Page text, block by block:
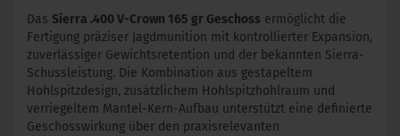
Das Sierra .400 V-Crown 165 gr Geschoss ermöglicht die
Fertigung präziser Jagdmunition mit kontrollierter Expansion,
zuverlässiger Gewichtsretention und der bekannten Sierra-
Schussleistung. Die Kombination aus gestapeltem
Hohlspitzdesign, zusätzlichem Hohlspitzhohlraum und
verriegeltem Mantel-Kern-Aufbau unterstützt eine definierte
Geschosswirkung über den praxisrelevanten